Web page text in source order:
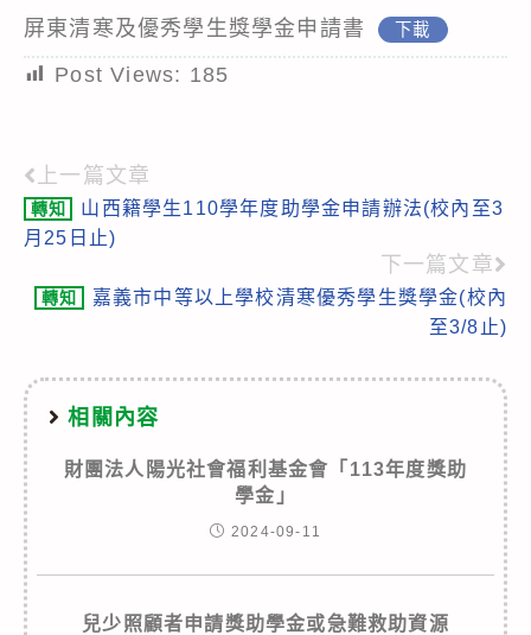
屏東清寒及優秀學生獎學金申請書 下載
Post Views: 185
Read
more
上一篇文章
轉知
山西籍學生110學年度助學金申請辦法(校內至3
月25日止)
下一篇文章
轉知
嘉義市中等以上學校清寒優秀學生獎學金(校內
至3/8止)
相關內容
財團法人陽光社會福利基金會「113年度獎助
學金」
2024-09-11
兒少照顧者申請獎助學金或急難救助資源